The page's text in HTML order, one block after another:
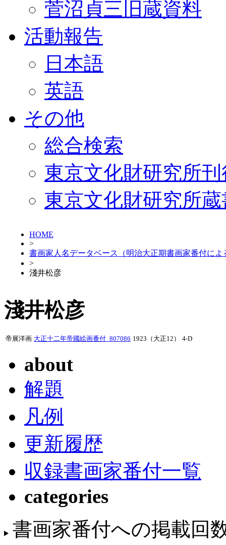
菅沼貞三旧蔵資料
活動報告
日本語
英語
その他
総合検索
東京文化財研究所
東京文化財研究所
HOME
>
書画家人名データベース（明治大正期書画家番付によ
>
淺井松彦
淺井松彦
帝展洋画 大正十二年帝國絵画番付_807086 1923（大正12） 4-D
about
解題
凡例
更新履歴
収録書画家番付一覧
categories
書画家番付への掲載回